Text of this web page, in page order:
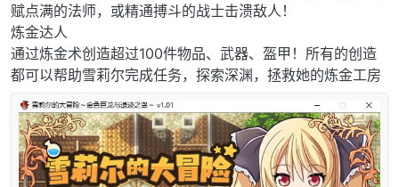
赋点满的法师，或精通搏斗的战士击溃敌人！
炼金达人
通过炼金术创造超过100件物品、武器、盔甲！所有的创造
都可以帮助雪莉尔完成任务，探索深渊，拯救她的炼金工房